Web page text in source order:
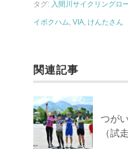
タグ: 入間川サイクリングロ
イボクハム, VIA, けんたさん
関連記事
つが
（試